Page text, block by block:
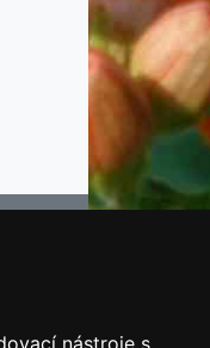
nástroje s